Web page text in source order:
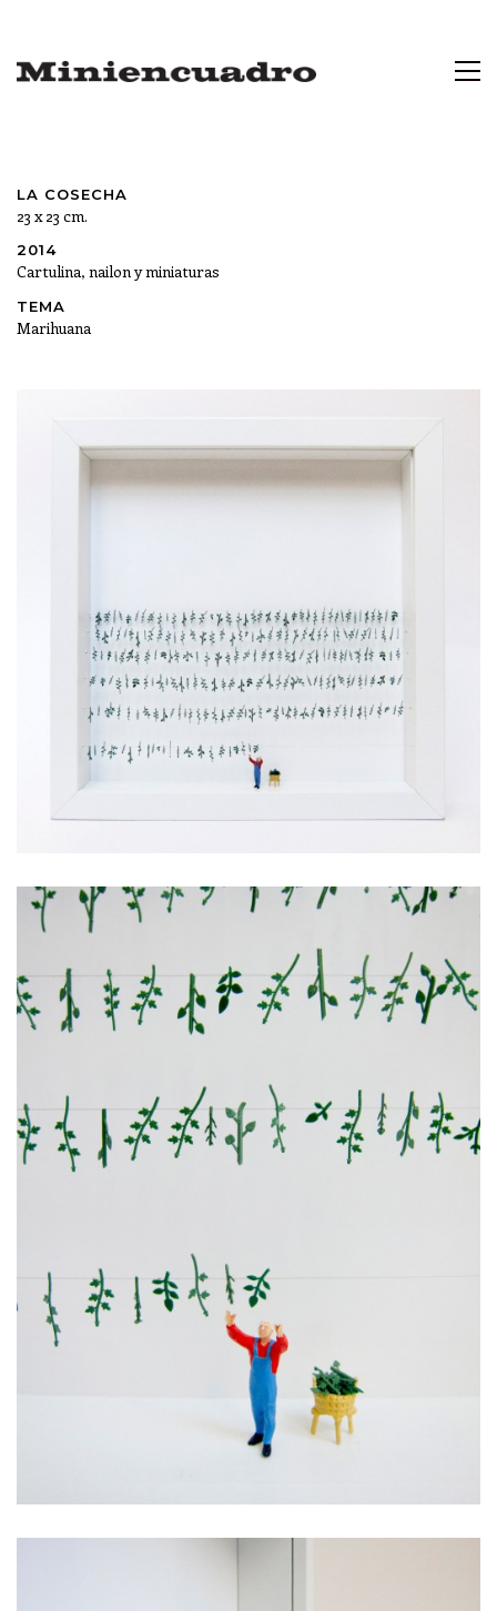
LA COSECHA
23 x 23 cm.
2014
Cartulina, nailon y miniaturas
TEMA
Marihuana